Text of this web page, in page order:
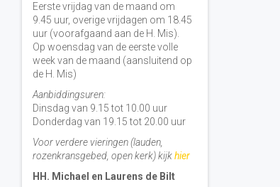
Eerste vrijdag van de maand om
9.45 uur, overige vrijdagen om 18.45
uur (voorafgaand aan de H. Mis).
Op woensdag van de eerste volle
week van de maand (aansluitend op
de H. Mis)
Aanbiddingsuren:
Dinsdag van 9.15 tot 10.00 uur
Donderdag van 19.15 tot 20.00 uur
Voor verdere vieringen (lauden,
rozenkransgebed, open kerk) kijkhier
HH. Michael en Laurens de Bilt